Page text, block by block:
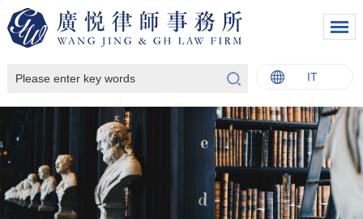
IT
English
Italiano
Français